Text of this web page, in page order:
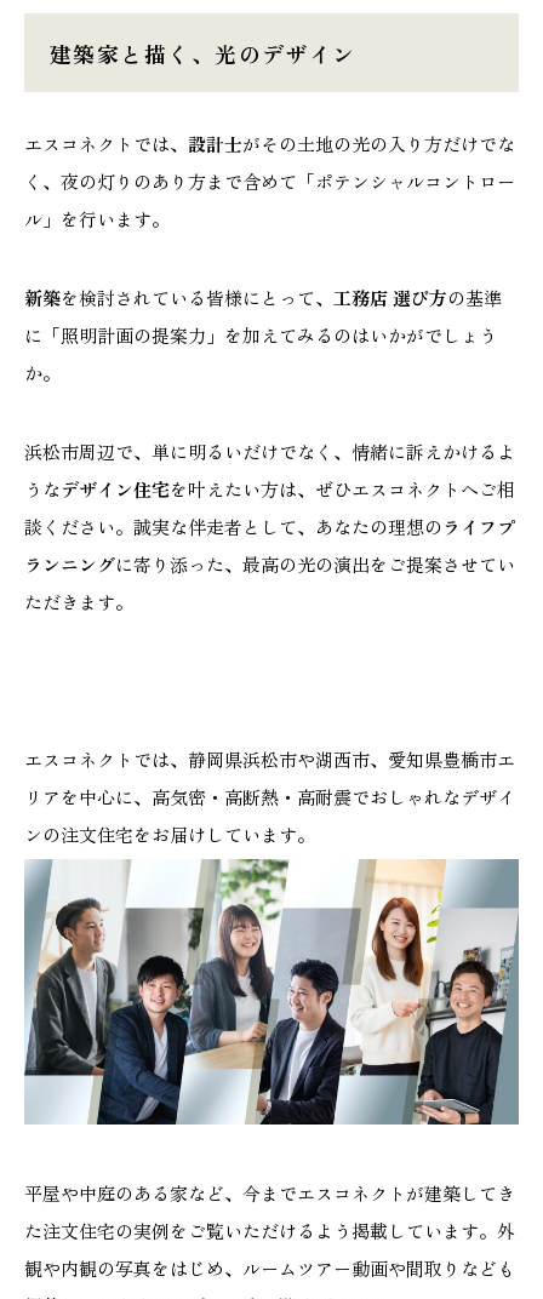
建築家と描く、光のデザイン
エスコネクトでは、 設計士がその土地の光の入り方だけでな
く、夜の灯りのあり方まで含めて「ポテンシャルコントロー
ル」を行います。
新築を検討されている皆様にとって、 工務店 選び方の基準
に「照明計画の提案力」を加えてみるのはいかがでしょう
か。
浜松市周辺で、単に明るいだけでなく、情緒に訴えかけるよ
うなデザイン住宅を叶えたい方は、ぜひエスコネクトへご相
談ください。誠実な伴走者として、あなたの理想のライフプ
ランニングに寄り添った、最高の光の演出をご提案させてい
ただきます。
エスコネクトでは、静岡県浜松市や湖西市、愛知県豊橋市エ
リアを中心に、高気密・高断熱・高耐震でおしゃれなデザイ
ンの注文住宅をお届けしています。
平屋や中庭のある家など、今までエスコネクトが建築してき
た注文住宅の実例をご覧いただけるよう掲載しています。外
観や内観の写真をはじめ、ルームツアー動画や間取りなども